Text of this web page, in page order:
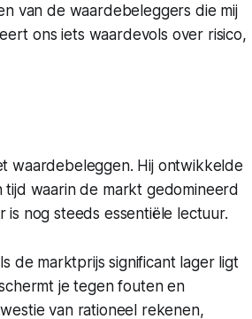
van de waardebeleggers die mij
ons iets waardevols over risico,
waardebeleggen. Hij ontwikkelde
waarin de markt gedomineerd
is nog steeds essentiële lectuur.
de marktprijs significant lager ligt
je tegen fouten en
van rationeel rekenen,